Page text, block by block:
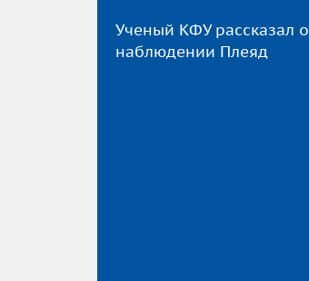
Ученый КФУ рассказал о
наблюдении Плеяд